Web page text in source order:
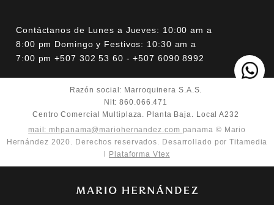
Contáctanos de Lunes a Jueves: 10:00 am a
8:00 pm Domingo y Festivos: 10:30 am a
7:00 pm +507 302 53 60 - +507 6090 8992
Razón social: Marroquinera S.A.S.
Nit: 860.066.471
Centro Comercial Multiplaza. Planta Baja. Local A232
mail: mhpanama@mariohernandez.com panama © Mario
Hernández 2020. Derechos reservados. Desarrollado por Titamedia
Plataforma Vtex